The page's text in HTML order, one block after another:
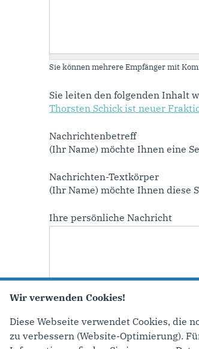
Sie können mehrere Empfänger mit
Sie leiten den folgenden Inhalt
Thorsten Schick ist neuer
Nachrichtenbetreff
(Ihr Name) möchte Ihnen eine
Nachrichten-Textkörper
(Ihr Name) möchte Ihnen diese
Ihre persönliche Nachricht
Wir verwenden Cookies!
Diese Webseite verwendet Cookies, die
zu verbessern (Website-Optimierung).